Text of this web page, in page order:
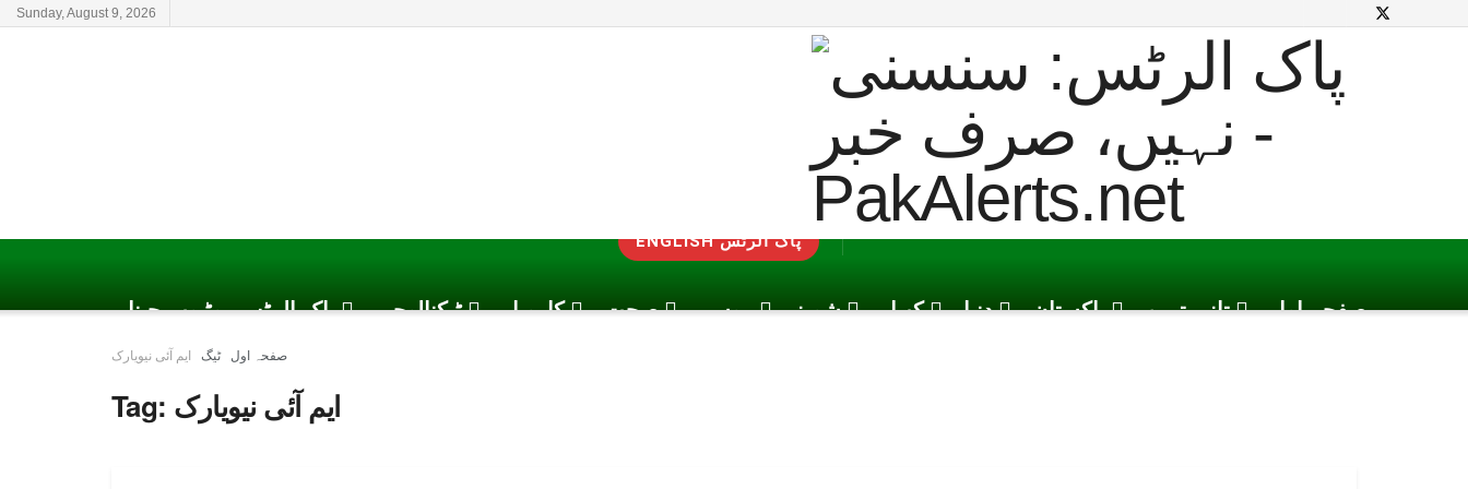
Sunday, August 9, 2026
ENGLISH پاک الرٹس
پاک الرٹس یوٹیوب چینل ٹیکنالوجی کاروبار صحت موسم شوبز کھیل دنیا پاکستان تازہ ترین صفحہ اول
صفحہ اول ٹیگ ایم آئی نیویارک
Tag: ایم آئی نیویارک